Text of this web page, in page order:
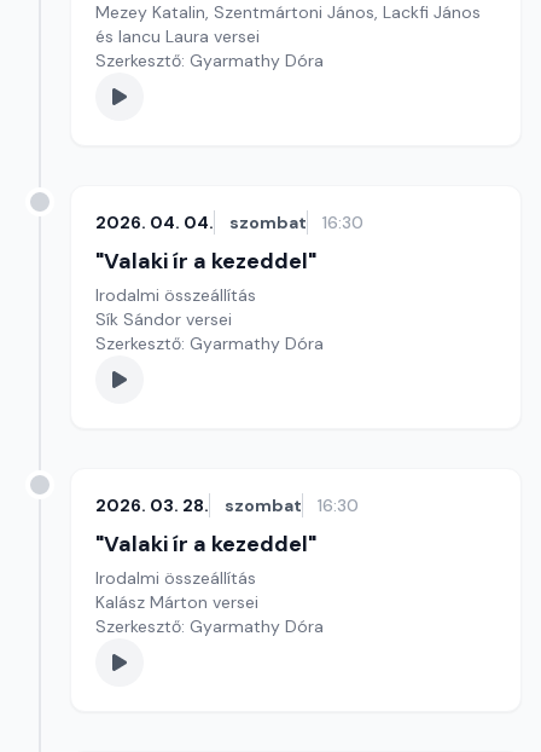
Mezey Katalin, Szentmártoni János, Lackfi János
és Iancu Laura versei
Szerkesztő: Gyarmathy Dóra
2026. 04. 04. szombat 16:30
"Valaki ír a kezeddel"
Irodalmi összeállítás
Sík Sándor versei
Szerkesztő: Gyarmathy Dóra
2026. 03. 28. szombat 16:30
"Valaki ír a kezeddel"
Irodalmi összeállítás
Kalász Márton versei
Szerkesztő: Gyarmathy Dóra